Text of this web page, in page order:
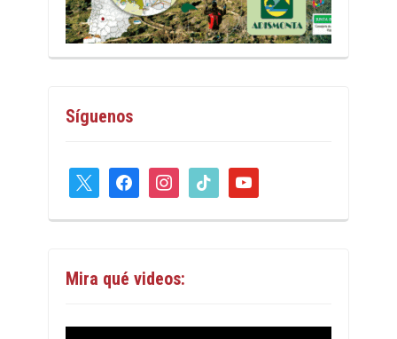
Síguenos
facebookinstagram
tiktok youtube
Mira qué videos: